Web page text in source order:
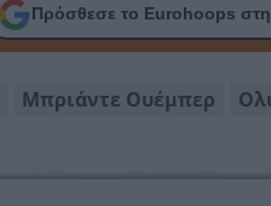
Πρόσθεσε το Eurohoops
Μπριάντε Ουέμπερ